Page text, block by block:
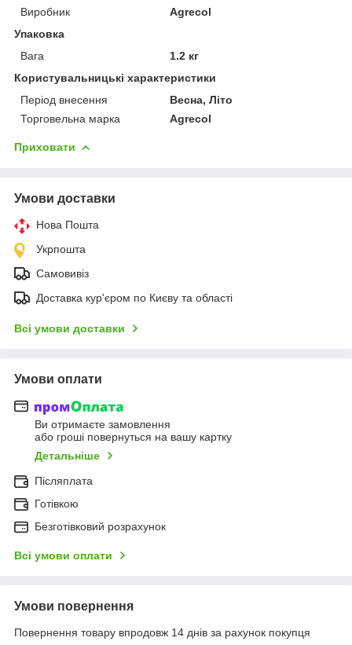
Виробник
Agrecol
Упаковка
Вага
1.2 кг
Користувальницькі характеристики
Період внесення
Весна, Літо
Торговельна марка
Agrecol
Приховати
Умови доставки
Нова Пошта
Укрпошта
Самовивіз
Доставка кур'єром по Києву та області
Всі умови доставки
Умови оплати
Ви отримаєте замовлення
або гроші повернуться на вашу картку
Детальніше
Післяплата
Готівкою
Безготівковий розрахунок
Всі умови оплати
Умови повернення
Повернення товару впродовж 14 днів за рахунок покупця